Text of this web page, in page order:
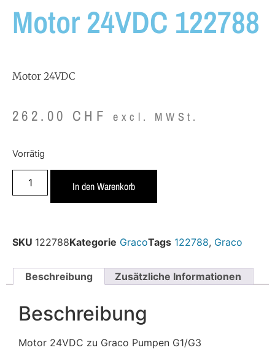
Motor 24VDC 122788
Motor 24VDC
262.00 CHF excl. MWSt.
Vorrätig
In den Warenkorb
SKU 122788Kategorie GracoTags 122788, Graco
Beschreibung Zusätzliche Informationen
Beschreibung
Motor 24VDC zu Graco Pumpen G1/G3